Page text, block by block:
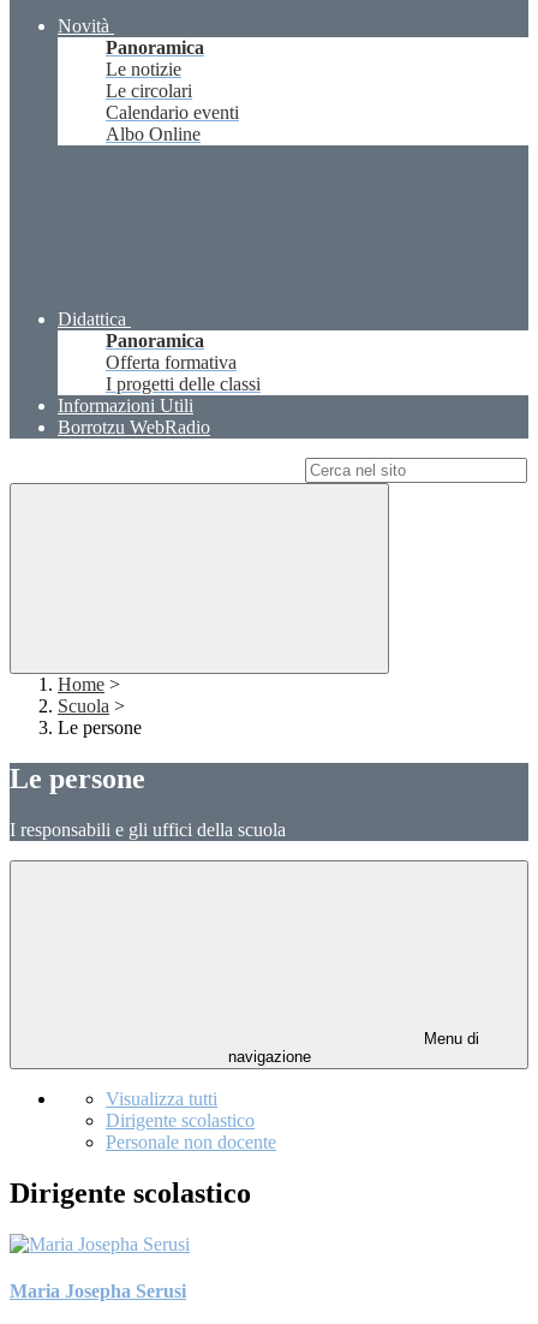
Novità
Panoramica
Le notizie
Le circolari
Calendario eventi
Albo Online
Didattica
Panoramica
Offerta formativa
I progetti delle classi
Informazioni Utili
Borrotzu WebRadio
Home >
Scuola >
Le persone
Le persone
I responsabili e gli uffici della scuola
Menu di
navigazione
Visualizza tutti
Dirigente scolastico
Personale non docente
Dirigente scolastico
Maria Josepha Serusi